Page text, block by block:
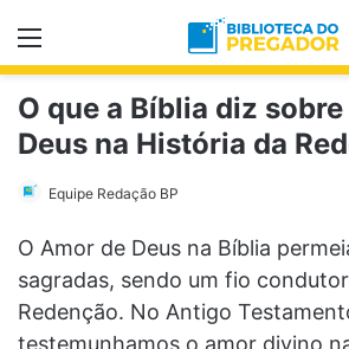
Menu
O que a Bíblia diz
Deus na História da
Equipe Redação BP
O Amor de Deus na Bíblia
sagradas, sendo um fio
Redenção. No Antigo
testemunhamos o amor divino